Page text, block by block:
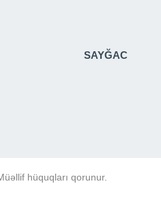
SAYĞAC
hüquqları qorunur.